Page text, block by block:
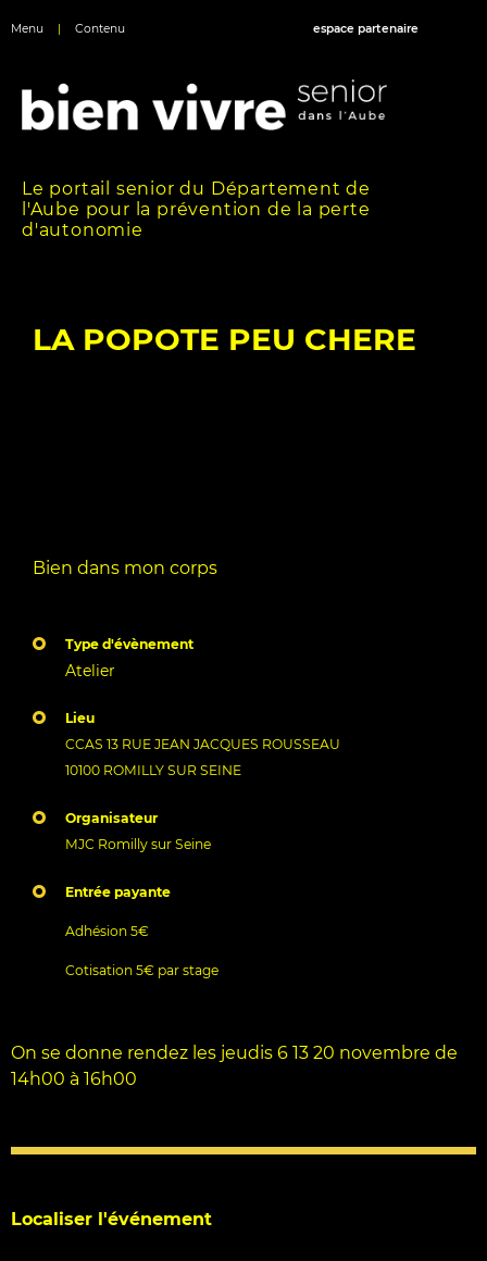
Menu | Contenu espace partenaire
Le portail senior du Département de
l'Aube pour la prévention de la perte
d'autonomie
LA POPOTE PEU CHERE
Bien dans mon corps
Type d'évènement
Atelier
Lieu
CCAS 13 RUE JEAN JACQUES ROUSSEAU
10100 ROMILLY SUR SEINE
Organisateur
MJC Romilly sur Seine
Entrée payante
Adhésion 5€
Cotisation 5€ par stage
On se donne rendez les jeudis 6 13 20 novembre de
14h00 à 16h00
Localiser l'événement